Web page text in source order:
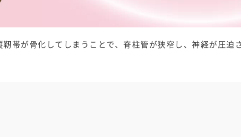
帯が骨化してしまうことで、脊柱管が狭窄し、神経が圧迫